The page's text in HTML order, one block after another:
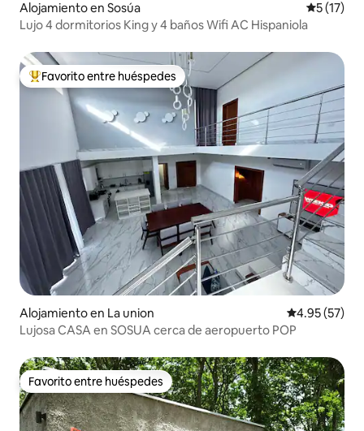
Alojamiento en Sosúa
5 (17)
Lujo 4 dormitorios King y 4 baños Wifi AC Hispaniola
Favorito entre huéspedes preferido
Favorito entre huéspedes
Alojamiento en La union Calificación
4.95 (57)
Lujosa CASA en SOSUA cerca de aeropuerto POP
Favorito entre huéspedes
Favorito entre huéspedes